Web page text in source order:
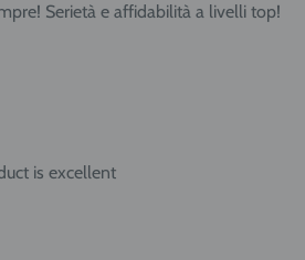
Serietà e affidabilità a livelli top!
is excellent